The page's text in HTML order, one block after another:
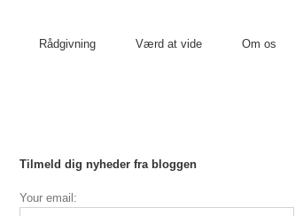
Rådgivning Værd at vide Om os
Tilmeld dig nyheder fra bloggen
Your email: